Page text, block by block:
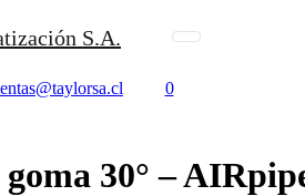
0
goma 30°–